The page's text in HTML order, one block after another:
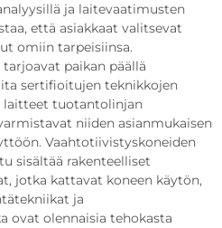
ja laitevaatimusten
että asiakkaat valitsevat
omiin tarpeisiinsa.
paikan päällä
sertifioitujen teknikkojen
tuotantolinjan
niiden asianmukaisen
Vaahtotiivistyskoneiden
sisältää rakenteelliset
jotka kattavat koneen käytön,
ja
ovat olennaisia tehokasta